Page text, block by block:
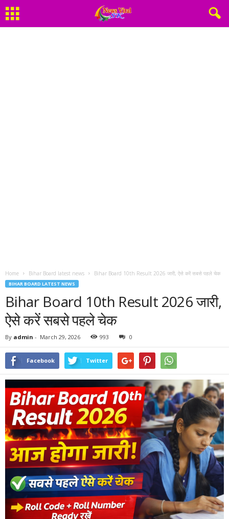
Home Bihar Board latest news Bihar Board 10th Result 2026 जारी, ऐसे करें सबसे पहले चेक
BIHAR BOARD LATEST NEWS
Bihar Board 10th Result 2026 जारी,
ऐसे करें सबसे पहले चेक
By admin - March 29, 2026 993 0
Facebook Twitter